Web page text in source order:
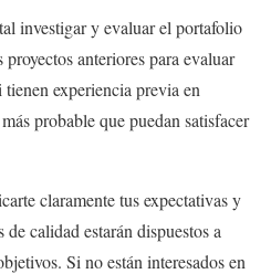
investigar y evaluar el portafolio
anteriores para evaluar
experiencia previa en
probable que puedan satisfacer
claramente tus expectativas y
calidad estarán dispuestos a
Si no están interesados en